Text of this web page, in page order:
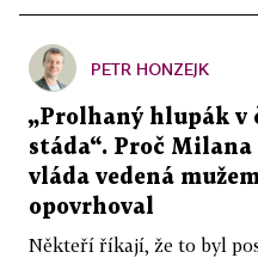
PETR HONZEJK
„Prolhaný hlupák v
stáda“. Proč
vláda vedená
opovrhoval
Někteří říkají, že to byl